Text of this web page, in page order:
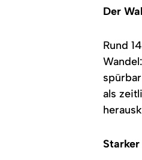
Der
Rund
als